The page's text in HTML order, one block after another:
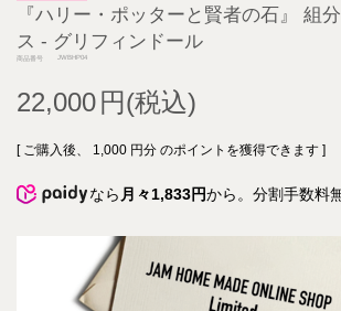
『ハリー・ポッターと賢者の石』 組
ス - グリフィンドール
商品番号 JWBHP04
22,000
[ ご購入後、 1,000 円分 のポイントを獲得できます ]
なら 月々1,833円から。分割手数料